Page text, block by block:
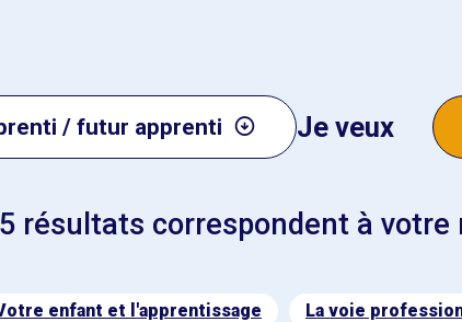
/ futur apprenti Je veux
5 résultats correspondent à votre
enfant et l'apprentissage La voie